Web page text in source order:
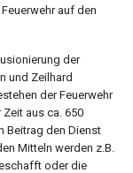
auf den
der
und Zeilhard
der Feuerwehr
aus ca. 650
Beitrag den Dienst
Mitteln werden z.B.
oder die